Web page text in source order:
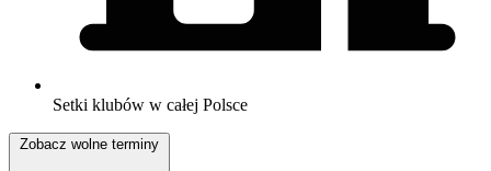
Setki klubów w całej Polsce